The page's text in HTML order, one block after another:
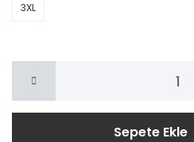
3XL
Sepete Ekle